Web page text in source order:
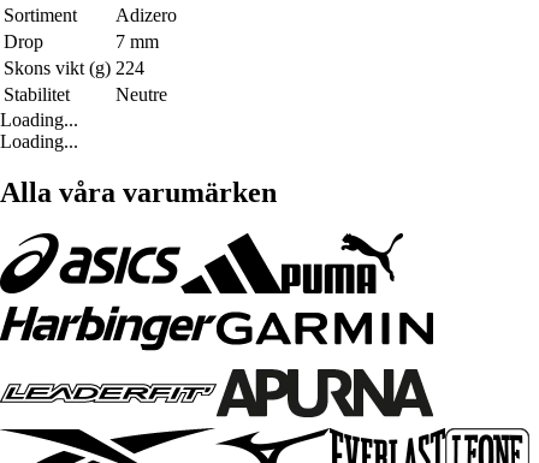
Sortiment
Adizero
Drop
7 mm
Skons vikt (g) 224
Stabilitet
Neutre
Loading...
Loading...
Alla våra varumärken